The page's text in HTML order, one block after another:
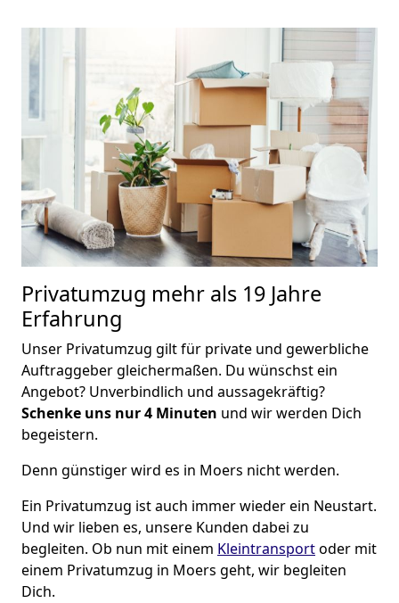
Privatumzug mehr als 19 Jahre
Erfahrung
Unser Privatumzug gilt für private und gewerbliche
Auftraggeber gleichermaßen. Du wünschst ein
Angebot? Unverbindlich und aussagekräftig?
Schenke uns nur 4 Minuten und wir werden Dich
begeistern.
Denn günstiger wird es in Moers nicht werden.
Ein Privatumzug ist auch immer wieder ein Neustart.
Und wir lieben es, unsere Kunden dabei zu
begleiten. Ob nun mit einem Kleintransportoder mit
einem Privatumzug in Moers geht, wir begleiten
Dich.